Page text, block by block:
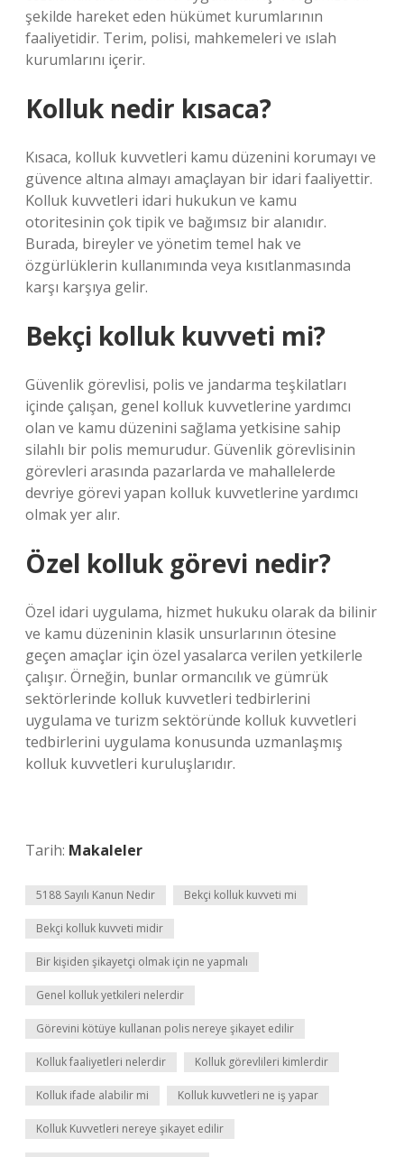
şekilde hareket eden hükümet kurumlarının
faaliyetidir. Terim, polisi, mahkemeleri ve ıslah
kurumlarını içerir.
Kolluk nedir kısaca?
Kısaca, kolluk kuvvetleri kamu düzenini korumayı ve
güvence altına almayı amaçlayan bir idari faaliyettir.
Kolluk kuvvetleri idari hukukun ve kamu
otoritesinin çok tipik ve bağımsız bir alanıdır.
Burada, bireyler ve yönetim temel hak ve
özgürlüklerin kullanımında veya kısıtlanmasında
karşı karşıya gelir.
Bekçi kolluk kuvveti mi?
Güvenlik görevlisi, polis ve jandarma teşkilatları
içinde çalışan, genel kolluk kuvvetlerine yardımcı
olan ve kamu düzenini sağlama yetkisine sahip
silahlı bir polis memurudur. Güvenlik görevlisinin
görevleri arasında pazarlarda ve mahallelerde
devriye görevi yapan kolluk kuvvetlerine yardımcı
olmak yer alır.
Özel kolluk görevi nedir?
Özel idari uygulama, hizmet hukuku olarak da bilinir
ve kamu düzeninin klasik unsurlarının ötesine
geçen amaçlar için özel yasalarca verilen yetkilerle
çalışır. Örneğin, bunlar ormancılık ve gümrük
sektörlerinde kolluk kuvvetleri tedbirlerini
uygulama ve turizm sektöründe kolluk kuvvetleri
tedbirlerini uygulama konusunda uzmanlaşmış
kolluk kuvvetleri kuruluşlarıdır.
Tarih: Makaleler
5188 Sayılı Kanun Nedir Bekçi kolluk kuvveti mi
Bekçi kolluk kuvveti midir
Bir kişiden şikayetçi olmak için ne yapmalı
Genel kolluk yetkileri nelerdir
Görevini kötüye kullanan polis nereye şikayet edilir
Kolluk faaliyetleri nelerdir Kolluk görevlileri kimlerdir
Kolluk ifade alabilir mi Kolluk kuvvetleri ne iş yapar
Kolluk Kuvvetleri nereye şikayet edilir